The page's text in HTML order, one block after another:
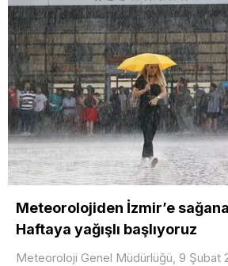
Meteorolojiden İzmir’e
Haftaya yağışlı başlıyoruz
Meteoroloji Genel Müdürlüğü, 9 Şubat